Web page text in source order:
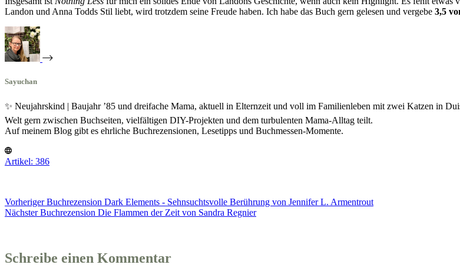
Landon und Anna Todds Stil liebt, wird trotzdem seine Freude haben. Ich habe das Buch gern gelesen und vergebe 3,5
Sayuchan
✨ Neujahrskind | Baujahr ’85 und dreifache Mama, aktuell in Elternzeit und voll im Familienleben mit zwei Katzen in
Welt gern zwischen Buchseiten, vielfältigen DIY-Projekten und dem turbulenten Mama-Alltag teilt.
Auf meinem Blog gibt es ehrliche Buchrezensionen, Lesetipps und Buchmessen-Momente.
Artikel: 386
VorherigerBuchrezension Dark Elements - Sehnsuchtsvolle Berührung von Jennifer L. Armentrout
NächsterBuchrezension Die Flammen der Zeit von Sandra Regnier
Schreibe einen Kommentar